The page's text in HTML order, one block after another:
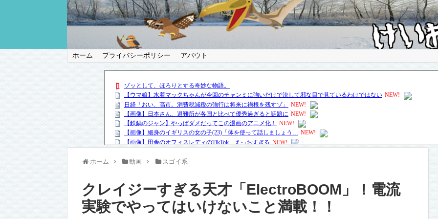
ホーム プライバシーポリシー アバウト
ホーム 動画 スゴイ系
クレイジーすぎる天才「ElectroBOOM」！電流
実験でやってはいけないこと満載！！